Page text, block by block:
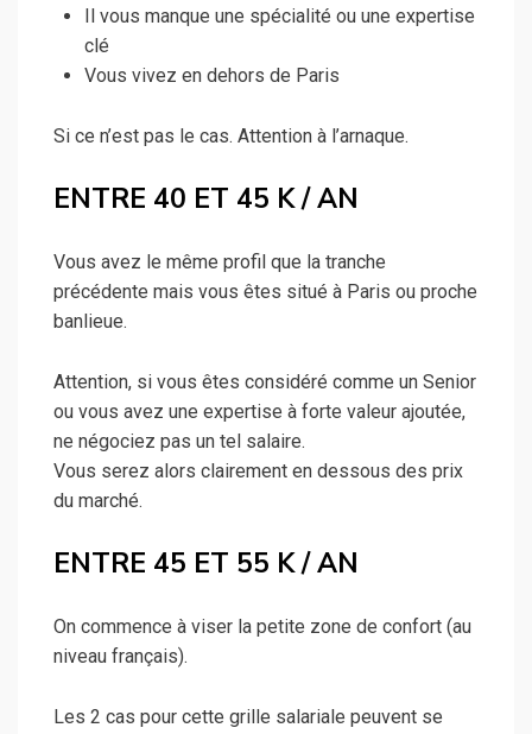
Il vous manque une spécialité ou une expertise
clé
Vous vivez en dehors de Paris
Si ce n’est pas le cas. Attention à l’arnaque.
ENTRE 40 ET 45 K / AN
Vous avez le même profil que la tranche
précédente mais vous êtes situé à Paris ou proche
banlieue.
Attention, si vous êtes considéré comme un Senior
ou vous avez une expertise à forte valeur ajoutée,
ne négociez pas un tel salaire.
Vous serez alors clairement en dessous des prix
du marché.
ENTRE 45 ET 55 K / AN
On commence à viser la petite zone de confort (au
niveau français).
Les 2 cas pour cette grille salariale peuvent se